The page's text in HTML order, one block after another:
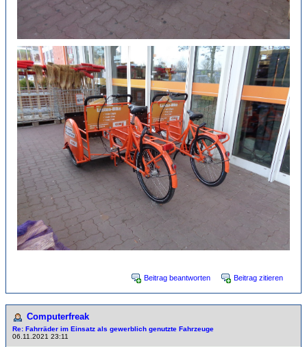
Beitrag beantworten Beitrag zitieren
Computerfreak
Re: Fahrräder im Einsatz als gewerblich genutzte Fahrzeuge
06.11.2021 23:11